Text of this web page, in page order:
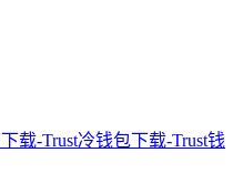
载-Trust冷钱包下载-Trust钱